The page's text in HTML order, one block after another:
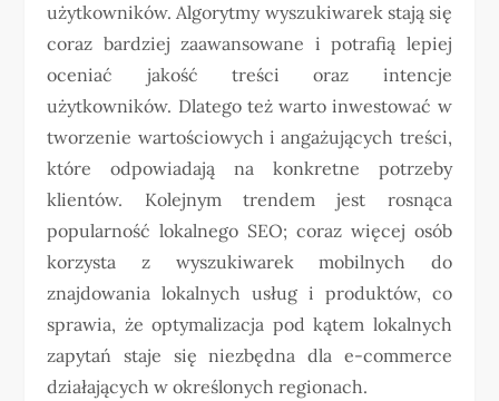
użytkowników. Algorytmy wyszukiwarek stają się
coraz bardziej zaawansowane i potrafią lepiej
oceniać jakość treści oraz intencje
użytkowników. Dlatego też warto inwestować w
tworzenie wartościowych i angażujących treści,
które odpowiadają na konkretne potrzeby
klientów. Kolejnym trendem jest rosnąca
popularność lokalnego SEO; coraz więcej osób
korzysta z wyszukiwarek mobilnych do
znajdowania lokalnych usług i produktów, co
sprawia, że optymalizacja pod kątem lokalnych
zapytań staje się niezbędna dla e-commerce
działających w określonych regionach.